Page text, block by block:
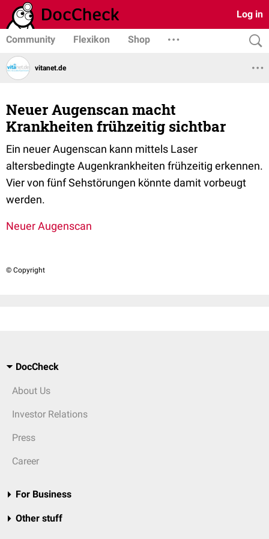
Log in
Community Flexikon Shop
vitanet.de
Neuer Augenscan macht
Krankheiten frühzeitig sichtbar
Ein neuer Augenscan kann mittels Laser
altersbedingte Augenkrankheiten frühzeitig erkennen.
Vier von fünf Sehstörungen könnte damit vorbeugt
werden.
Neuer Augenscan
© Copyright
DocCheck
About Us
Investor Relations
Press
Career
For Business
Other stuff